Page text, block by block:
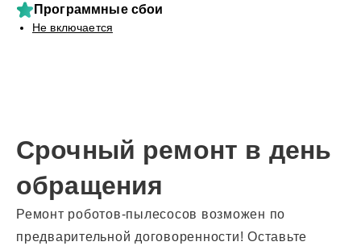
Программные сбои
Не включается
Срочный ремонт в день
обращения
Ремонт роботов-пылесосов возможен по
предварительной договоренности! Оставьте